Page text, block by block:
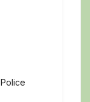
Police